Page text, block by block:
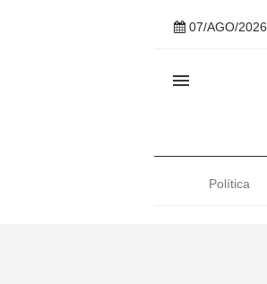
07/AGO/2026

Política